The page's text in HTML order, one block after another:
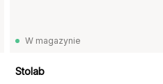
W magazynie
Stolab